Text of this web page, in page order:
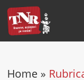
Home »